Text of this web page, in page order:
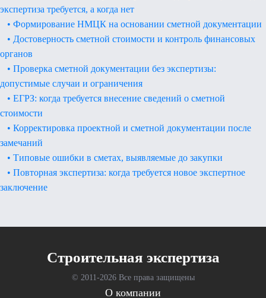
экспертиза требуется, а когда нет
• Формирование НМЦК на основании сметной документации
• Достоверность сметной стоимости и контроль финансовых
органов
• Проверка сметной документации без экспертизы:
допустимые случаи и ограничения
• ЕГРЗ: когда требуется внесение сведений о сметной
стоимости
• Корректировка проектной и сметной документации после
замечаний
• Типовые ошибки в сметах, выявляемые до закупки
• Повторная экспертиза: когда требуется новое экспертное
заключение
Cтроительная экспертиза
© 2011-2026 Все права защищены
О компании